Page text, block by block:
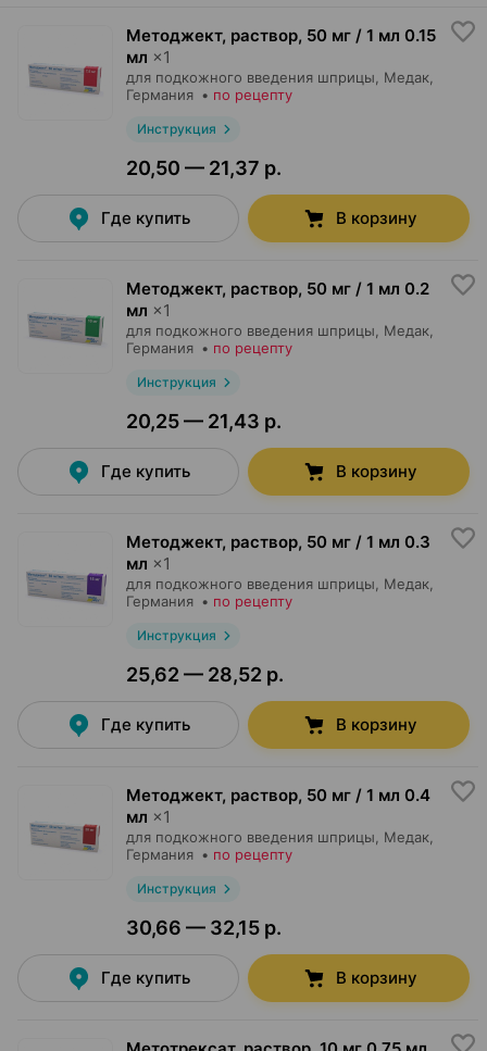
Методжект, раствор, 50 мг / 1 мл 0.15
мл ×1
для подкожного введения шприцы, Медак
Германия • по рецепту
Инструкция
20,50 — 21,37 р.
Где купить В корзину
Методжект, раствор, 50 мг / 1 мл 0.2
мл ×1
для подкожного введения шприцы, Медак
Германия • по рецепту
Инструкция
20,25 — 21,43 р.
Где купить В корзину
Методжект, раствор, 50 мг / 1 мл 0.3
мл ×1
для подкожного введения шприцы, Медак
Германия • по рецепту
Инструкция
25,62 — 28,52 р.
Где купить В корзину
Методжект, раствор, 50 мг / 1 мл 0.4
мл ×1
для подкожного введения шприцы, Медак
Германия • по рецепту
Инструкция
30,66 — 32,15 р.
Где купить В корзину